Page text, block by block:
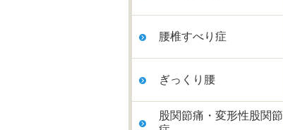
腰椎すべり症
ぎっくり腰
股関節痛・変形性股関節